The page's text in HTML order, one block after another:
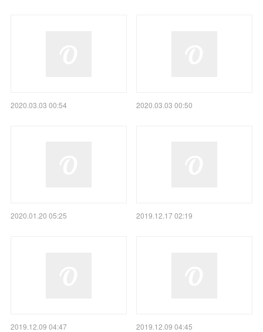
2020.03.03 00:54 2020.03.03 00:50
2020.01.20 05:25 2019.12.17 02:19
2019.12.09 04:47 2019.12.09 04:45